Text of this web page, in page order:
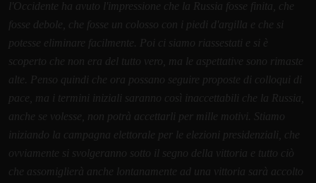
l'Occidente ha avuto l'impressione che la Russia fosse finita, che
fosse debole, che fosse un colosso con i piedi d'argilla e che si
potesse eliminare facilmente. Poi ci siamo riassestati e si è
scoperto che non era del tutto vero, ma le aspettative sono rimaste
alte. Penso quindi che ora possano seguire proposte di colloqui di
pace, ma i termini iniziali saranno così inaccettabili che la Russia,
anche se volesse, non potrà accettarli per mille motivi. Stiamo
iniziando la campagna elettorale per le elezioni presidenziali, che
ovviamente si svolgeranno sotto il segno della vittoria e tutto ciò
che assomiglierà anche lontanamente ad una vittoria sarà accolto